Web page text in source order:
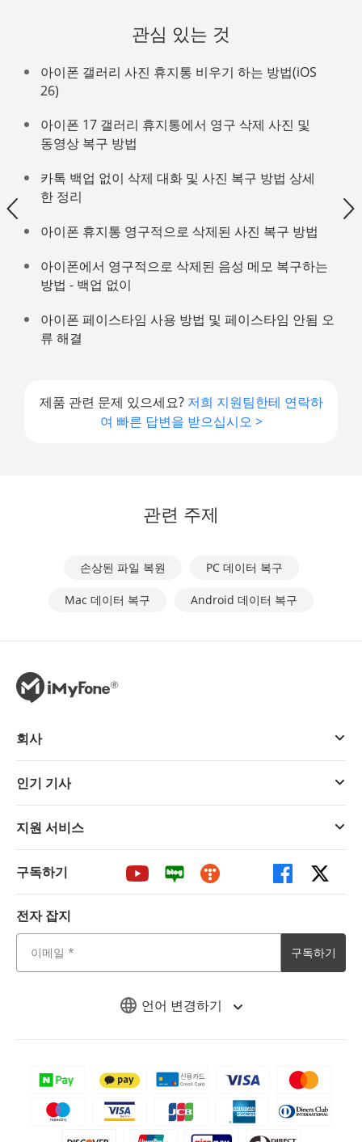
관심 있는 것
아이폰 갤러리 사진 휴지통 비우기 하는 방법(iOS
26)
아이폰 17 갤러리 휴지통에서 영구 삭제 사진 및
동영상 복구 방법
카톡 백업 없이 삭제 대화 및 사진 복구 방법 상세
한 정리
아이폰 휴지통 영구적으로 삭제된 사진 복구 방법
아이폰에서 영구적으로 삭제된 음성 메모 복구하는
방법 - 백업 없이
아이폰 페이스타임 사용 방법 및 페이스타임 안됨 오
류 해결
제품 관련 문제 있으세요? 저희 지원팀한테 연락하
여 빠른 답변을 받으십시오 >
관련 주제
손상된 파일 복원 PC 데이터 복구
Mac 데이터 복구 Android 데이터 복구
언어 변경하기
회사
인기 기사
지원 서비스
구독하기
전자 잡지
구독하기